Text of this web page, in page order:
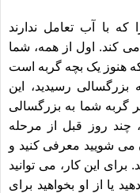
با آب تعامل ندارند
کند. اول از همه، شما
هنوز یک بچه گربه است
بزرگسالی رسیدید، این
گربه شما به بزرگسالی
چند روز قبل از مرحله
شویید معرفی کنید و
این کار، می توانید
یا از او بخواهید برای